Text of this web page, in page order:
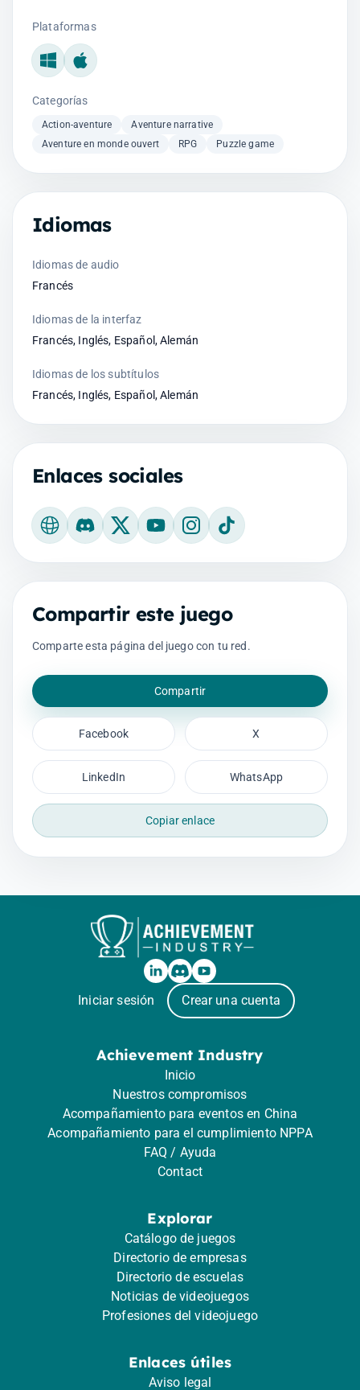
Plataformas
Windows
Mac
Categorías
Action-aventure
Aventure narrative
Aventure en monde ouvert
RPG Puzzle game
Idiomas
Idiomas de audio
Francés
Idiomas de la interfaz
Francés, Inglés, Español, Alemán
Idiomas de los subtítulos
Francés, Inglés, Español, Alemán
Enlaces sociales
Sitio web oficial
Discord
X YouTubeInstagram
TikTok
Compartir este juego
Comparte esta página del juego con tu red.
Compartir
Facebook X
LinkedIn WhatsApp
Copiar enlace
Iniciar sesión Crear una cuenta
Achievement Industry
Inicio
Nuestros compromisos
Acompañamiento para eventos en China
Acompañamiento para el cumplimiento NPPA
FAQ / Ayuda
Contact
Explorar
Catálogo de juegos
Directorio de empresas
Directorio de escuelas
Noticias de videojuegos
Profesiones del videojuego
Enlaces útiles
Aviso legal